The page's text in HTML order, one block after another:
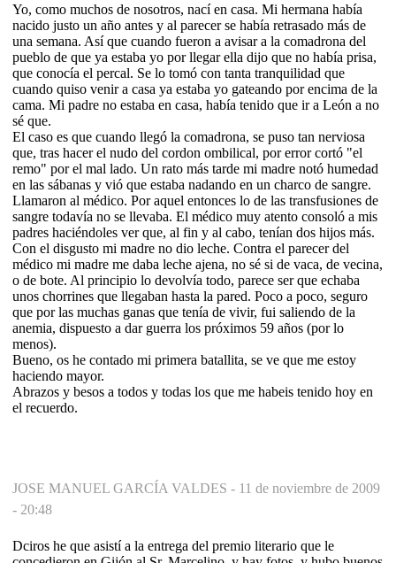
Yo, como muchos de nosotros, nací en casa. Mi hermana había
nacido justo un año antes y al parecer se había retrasado más de
una semana. Así que cuando fueron a avisar a la comadrona del
pueblo de que ya estaba yo por llegar ella dijo que no había prisa,
que conocía el percal. Se lo tomó con tanta tranquilidad que
cuando quiso venir a casa ya estaba yo gateando por encima de la
cama. Mi padre no estaba en casa, había tenido que ir a León a no
sé que.
El caso es que cuando llegó la comadrona, se puso tan nerviosa
que, tras hacer el nudo del cordon ombilical, por error cortó "el
remo" por el mal lado. Un rato más tarde mi madre notó humedad
en las sábanas y vió que estaba nadando en un charco de sangre.
Llamaron al médico. Por aquel entonces lo de las transfusiones de
sangre todavía no se llevaba. El médico muy atento consoló a mis
padres haciéndoles ver que, al fin y al cabo, tenían dos hijos más.
Con el disgusto mi madre no dio leche. Contra el parecer del
médico mi madre me daba leche ajena, no sé si de vaca, de vecina,
o de bote. Al principio lo devolvía todo, parece ser que echaba
unos chorrines que llegaban hasta la pared. Poco a poco, seguro
que por las muchas ganas que tenía de vivir, fui saliendo de la
anemia, dispuesto a dar guerra los próximos 59 años (por lo
menos).
Bueno, os he contado mi primera batallita, se ve que me estoy
haciendo mayor.
Abrazos y besos a todos y todas los que me habeis tenido hoy en
el recuerdo.
JOSE MANUEL GARCÍA VALDES - 11 de noviembre de 2009
- 20:48
Dciros he que asistí a la entrega del premio literario que le